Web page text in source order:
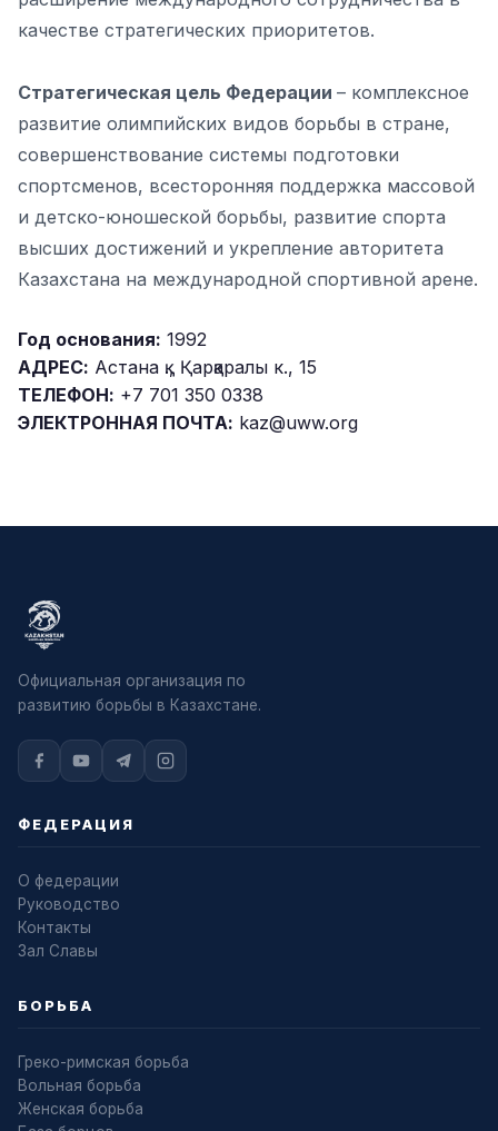
качестве стратегических приоритетов.
Стратегическая цель Федерации – комплексное
развитие олимпийских видов борьбы в стране,
совершенствование системы подготовки
спортсменов, всесторонняя поддержка массовой
и детско-юношеской борьбы, развитие спорта
высших достижений и укрепление авторитета
Казахстана на международной спортивной арене.
Год основания: 1992
АДРЕС: Астана қ., Қарқаралы к., 15
ТЕЛЕФОН: +7 701 350 0338
ЭЛЕКТРОННАЯ ПОЧТА: kaz@uww.org
Официальная организация по
развитию борьбы в Казахстане.
ФЕДЕРАЦИЯ
О федерации
Руководство
Контакты
Зал Славы
БОРЬБА
Греко-римская борьба
Вольная борьба
Женская борьба